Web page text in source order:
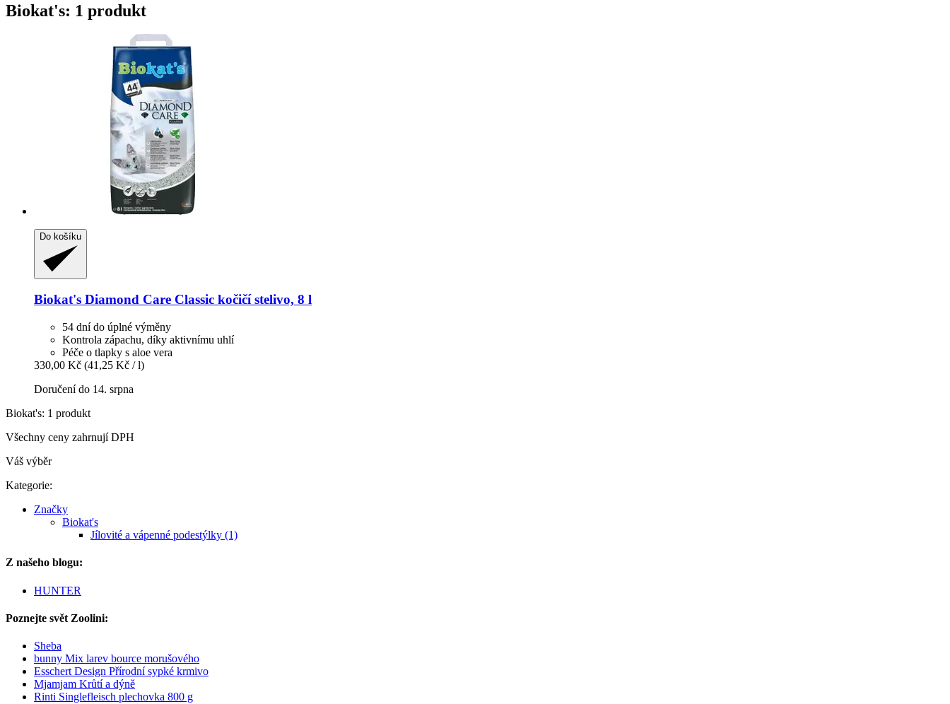
Biokat's: 1 produkt
Do košíku
Biokat's Diamond Care Classic kočičí stelivo, 8 l
54 dní do úplné výměny
Kontrola zápachu, díky aktivnímu uhlí
Péče o tlapky s aloe vera
330,00 Kč (41,25 Kč / l)
Doručení do 14. srpna
Biokat's: 1 produkt
Všechny ceny zahrnují DPH
Váš výběr
Kategorie:
Značky
Biokat's
Jílovité a vápenné podestýlky (1)
Z našeho blogu:
HUNTER
Poznejte svět Zoolini:
Sheba
bunny Mix larev bource morušového
Esschert Design Přírodní sypké krmivo
Mjamjam Krůtí a dýně
Rinti Singlefleisch plechovka 800 g